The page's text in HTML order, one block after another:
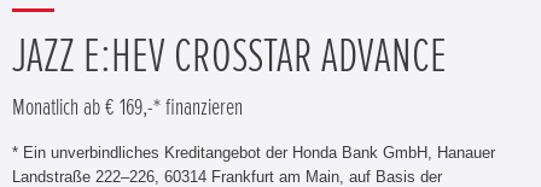
JAZZ E:HEV CROSSTAR ADVANCE
Monatlich ab € 169,-* finanzieren
* Ein unverbindliches Kreditangebot der Honda Bank GmbH, Hanauer
Landstraße 222–226, 60314 Frankfurt am Main, auf Basis der